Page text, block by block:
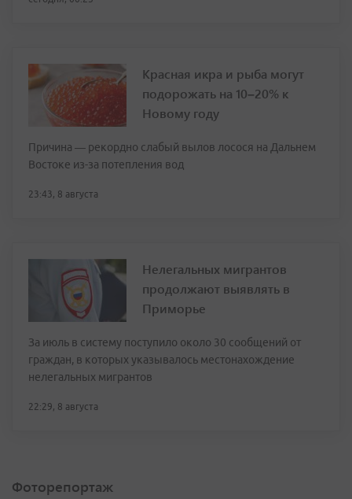
Красная икра и рыба могут
подорожать на 10–20% к
Новому году
Причина — рекордно слабый вылов лосося на Дальнем
Востоке из-за потепления вод
23:43, 8 августа
Нелегальных мигрантов
продолжают выявлять в
Приморье
За июль в систему поступило около 30 сообщений от
граждан, в которых указывалось местонахождение
нелегальных мигрантов
22:29, 8 августа
Фоторепортаж